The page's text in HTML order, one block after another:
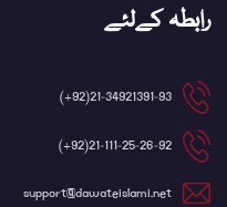
رابطہ کےلئے
21-34921391-93(92+)
21-111-25-26-92(92+)
support@dawateislami.net